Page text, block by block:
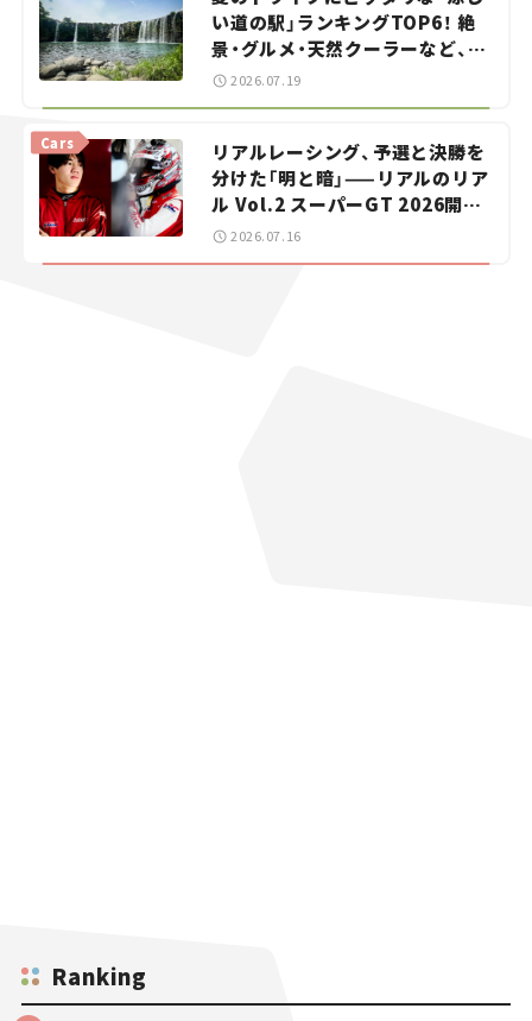
い道の駅」ランキングTOP6！ 絶
景・グルメ・天然クーラーなど、避
暑におすすめのスポットを紹介
【道の駅マニアの推し駅ガイド】
2026.07.19
リアルレーシング、予選と決勝を
分けた「明と暗」——リアルのリア
ル Vol.2 スーパーGT 2026開幕
戦 岡山国際サーキット
Cars
2026.07.16
Ranking